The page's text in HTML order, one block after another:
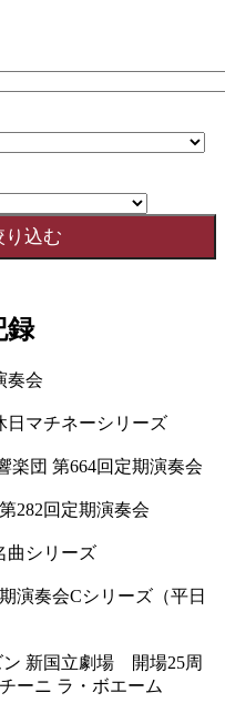
録
奏会
日マチネーシリーズ
楽団 第664回定期演奏会
282回定期演奏会
曲シリーズ
演奏会Cシリーズ（平日
ン 新国立劇場 開場25周
ーニ ラ・ボエーム